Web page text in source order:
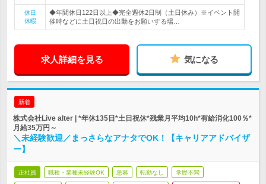
休日
休暇
◆年間休日122日以上◆完全週休2日制（土日休み）※イベント開
催時などに土日祝日の出勤をお願いする場…
求人詳細を見る 気になる
新着
株式会社Live alter | *年休135日*土日祝休*残業月平均10h*有給消化100％*
月給35万円～
＼未経験歓迎／まっさらなアナタでOK！【キャリアアドバイザ
ー】
正社員 職種・業種未経験OK 急募 転勤なし 学歴不問